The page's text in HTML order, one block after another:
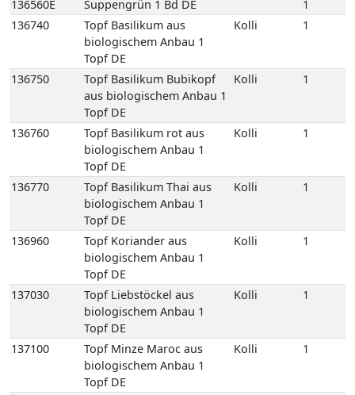
136760
Topf Basilikum rot aus
biologischem Anbau 1
Topf DE
1
Topf Basilikum Thai aus
biologischem Anbau 1
Topf DE
Topf Koriander aus
biologischem Anbau 1
Topf DE
Topf Liebstöckel aus
biologischem Anbau 1
Topf DE
Topf Minze Maroc aus
biologischem Anbau 1
Topf DE
Topf Petersilie Glatt aus
biologischem Anbau 1
Topf DE
Topf Petersilie Krause aus
biologischem Anbau 1
Topf DE
Topf Pfefferminze grün